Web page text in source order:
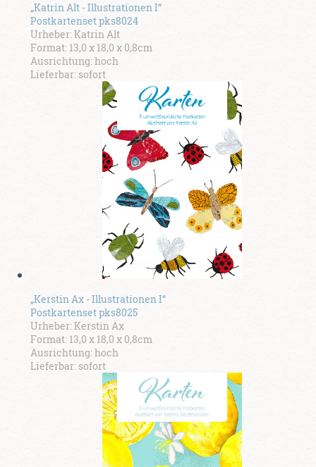
„Katrin Alt - Illustrationen I“
Postkartenset pks8024
Urheber: Katrin Alt
Format: 13,0 x 18,0 x 0,8cm
Ausrichtung: hoch
Lieferbar: sofort
„Kerstin Ax - Illustrationen I“
Postkartenset pks8025
Urheber: Kerstin Ax
Format: 13,0 x 18,0 x 0,8cm
Ausrichtung: hoch
Lieferbar: sofort